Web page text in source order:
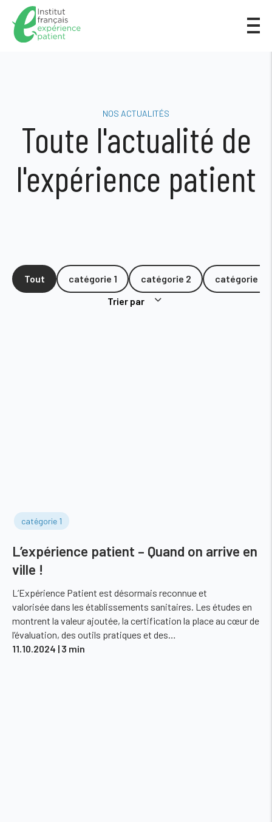
NOS ACTUALITÉS
Toute l'actualité de
l'expérience patient
Tout catégorie 1 catégorie 2
catégorie 3
Trier par
catégorie 1
L’expérience patient – Quand on arrive en
ville !
L’Expérience Patient est désormais reconnue et
valorisée dans les établissements sanitaires. Les études en
montrent la valeur ajoutée, la certification la place au cœur de
l’évaluation, des outils pratiques et des…
11.10.2024 | 3 min